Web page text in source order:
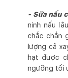
- Sữa nấu
ninh nấu
chắc chắn
lượng cả
hạt được
ngưỡng tối